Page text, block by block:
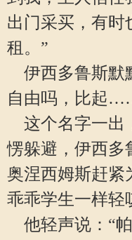
出门采买，有时
租。”
伊西多鲁斯默
自由吗，比起
这个名字一出
愣躲避，伊西多
奥涅西姆斯赶紧
乖乖学生一样轻
他轻声说：“